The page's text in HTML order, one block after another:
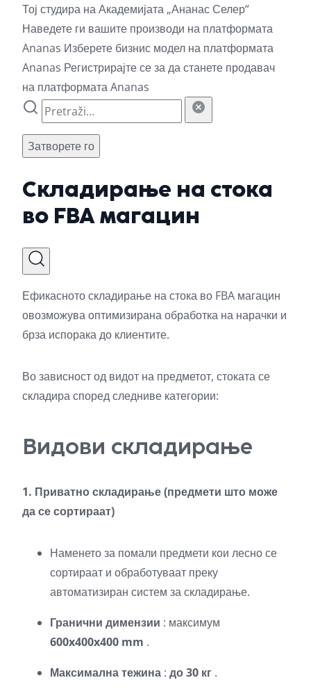
Тој студира на Академијата „Ананас Селер“
Наведете ги вашите производи на платформата
Ananas Изберете бизнис модел на платформата
Ananas Регистрирајте се за да станете продавач
на платформата Ananas
Затворете го
Складирање на стока
во FBA магацин
Ефикасното складирање на стока во FBA магацин
овозможува оптимизирана обработка на нарачки и
брза испорака до клиентите.
Во зависност од видот на предметот, стоката се
складира според следниве категории:
Видови складирање
1. Приватно складирање (предмети што може
да се сортираат)
Наменето за помали предмети кои лесно се
сортираат и обработуваат преку
автоматизиран систем за складирање.
Гранични димензии : максимум
600x400x400 mm .
Максимална тежина : до 30 кг .